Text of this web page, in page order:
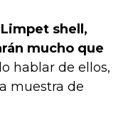
shell,
mucho que
hablar de ellos,
muestra de